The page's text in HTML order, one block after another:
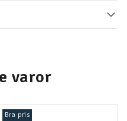
varor
Bra pris